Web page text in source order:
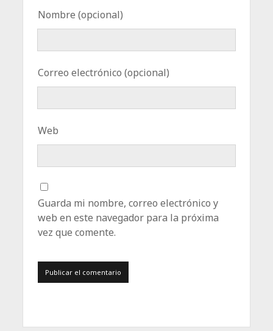
Nombre (opcional)
Correo electrónico (opcional)
Web
Guarda mi nombre, correo electrónico y
web en este navegador para la próxima
vez que comente.